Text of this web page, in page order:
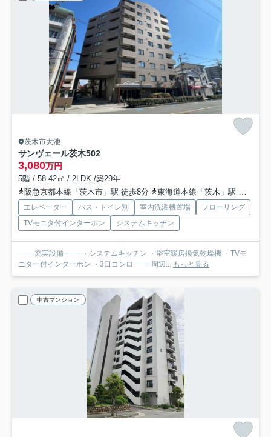
茨木市大池
サンヴェール茨木502
3,080万円
5階 / 58.42㎡ / 2LDK /築29年
阪急京都本線「茨木市」駅 徒歩8分
東海道本線「茨木」駅 徒歩22分
エレベーター バス・トイレ別 室内洗濯機置場
フローリング
TVモニタ付インターホン
システムキッチン
━━ 充実設備 ━━ ・システムキッチン ・浴室暖房換気乾燥機 ・TVモ
ニター付インターホン ・3口コンロ ━━ 周辺... もっと見る
中古マンション